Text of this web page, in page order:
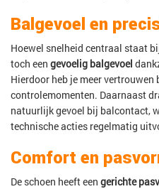
Balgevoel en
Hoewel snelheid centraal staat
toch een gevoelig balgevoel
Hierdoor heb je meer vertrouwen
controlemomenten. Daarnaast
natuurlijk gevoel bij balcontact,
technische acties regelmatig
Comfort en
De schoen heeft een gerichte